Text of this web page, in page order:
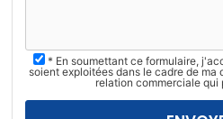
z
* En soumettant ce formulaire,
soient exploitées dans le cadre de ma
relation commerciale qui